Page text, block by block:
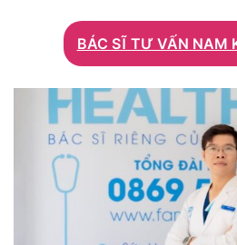
BÁC SĨ TƯ VẤN NAM